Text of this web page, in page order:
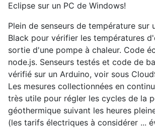
Eclipse sur un PC de Windows!
Plein de senseurs de température sur
Black pour vérifier les températures
sortie d'une pompe à chaleur. Code
node.js. Senseurs testés et code de
vérifié sur un Arduino, voir sous
Les mesures collectionnées en
très utile pour régler les cycles de la
géothermique suivant les heures
(les tarifs électriques à considérer ...